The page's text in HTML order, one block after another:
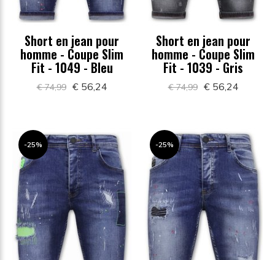
Short en jean pour
homme - Coupe Slim
Fit - 1049 - Bleu
€ 74,99 € 56,24
Short en jean pour
homme - Coupe Slim
Fit - 1039 - Gris
€ 74,99 € 56,24
-25% -25%